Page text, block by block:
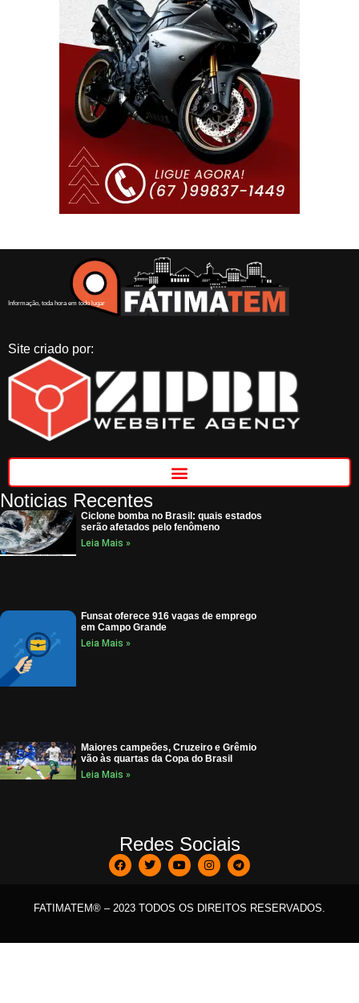
Informação, toda hora em todo lugar
Site criado por:
Noticias Recentes
Ciclone bomba no Brasil: quais estados
serão afetados pelo fenômeno
Leia Mais »
Funsat oferece 916 vagas de emprego
em Campo Grande
Leia Mais »
Maiores campeões, Cruzeiro e Grêmio
vão às quartas da Copa do Brasil
Leia Mais »
Redes Sociais
FATIMATEM® – 2023 TODOS OS DIREITOS RESERVADOS.